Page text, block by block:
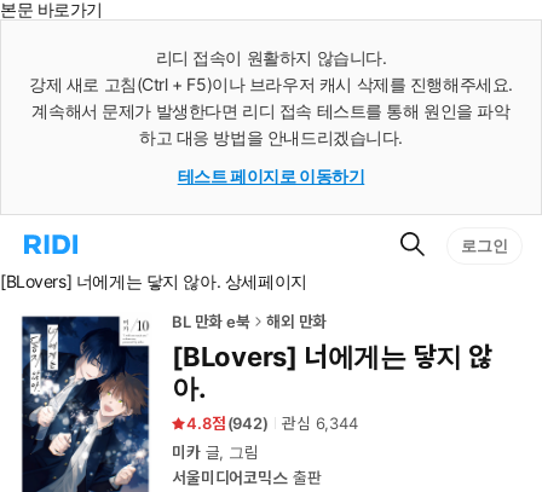
본문 바로가기
리디 접속이 원활하지 않습니다.
강제 새로 고침(Ctrl + F5)이나 브라우저 캐시 삭제를 진행해주세요.
계속해서 문제가 발생한다면 리디 접속 테스트를 통해 원인을 파악
하고 대응 방법을 안내드리겠습니다.
테스트 페이지로 이동하기
리
홈
로
이
동
검
로그인
[BLovers] 너에게는 닿지 않아. 상세페이지
BL 만화 e북 해외 만화
[BLovers] 너에게는 닿지 않
아.
4.8 (942) 관심 6,344
미카글, 그림
서울미디어코믹스출판